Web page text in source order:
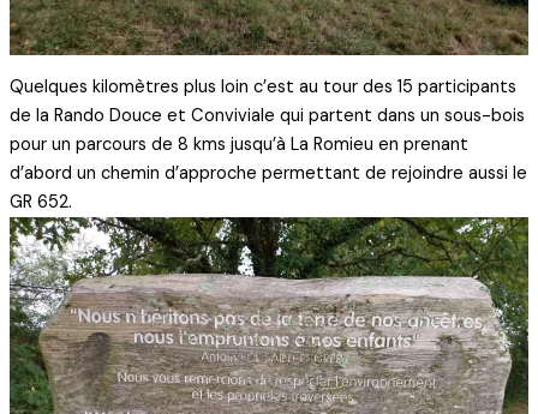
Quelques kilomètres plus loin c’est au tour des 15 participants
de la Rando Douce et Conviviale qui partent dans un sous-bois
pour un parcours de 8 kms jusqu’à La Romieu en prenant
d’abord un chemin d’approche permettant de rejoindre aussi le
GR 652.